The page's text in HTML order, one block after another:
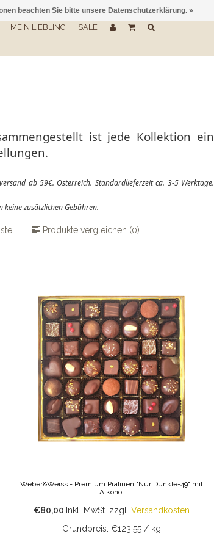
MEIN LIEBLING SALE
ist jede Kollektion ein
ab 59€. Österreich. Standardlieferzeit ca. 3-5 Werktage.
zusätzlichen Gebühren.
Produkte vergleichen (0)
Weber&Weiss - Premium Pralinen "Nur Dunkle-49" mit
Alkohol
€80,00 Inkl. MwSt. zzgl. Versandkosten
Grundpreis: €123,55 / kg
beachten Sie bitte unsere Datenschutzerklärung. »